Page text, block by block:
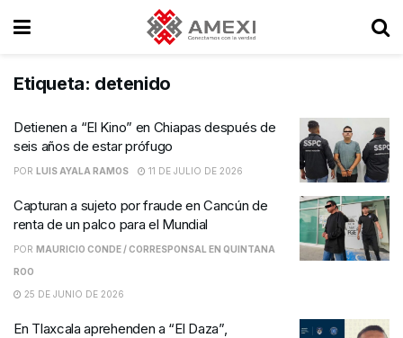
Etiqueta: detenido
Detienen a “El Kino” en Chiapas después de
seis años de estar prófugo
POR LUIS AYALA RAMOS 11 DE JULIO DE 2026
Capturan a sujeto por fraude en Cancún de
renta de un palco para el Mundial
POR MAURICIO CONDE / CORRESPONSAL EN QUINTANA
ROO
25 DE JUNIO DE 2026
En Tlaxcala aprehenden a “El Daza”,